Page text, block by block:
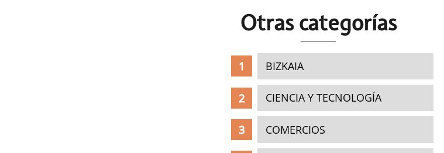
Otras categorías
BIZKAIA
CIENCIA Y TECNOLOGÍA
COMERCIOS